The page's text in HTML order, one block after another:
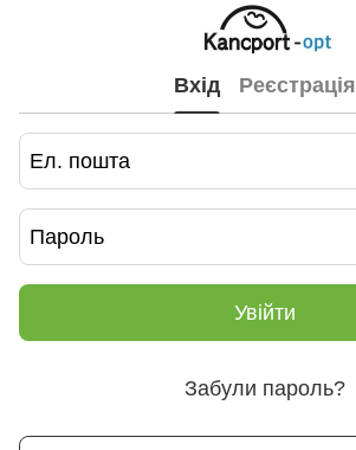
Вхід Реєстрація
Увійти
Забули пароль?